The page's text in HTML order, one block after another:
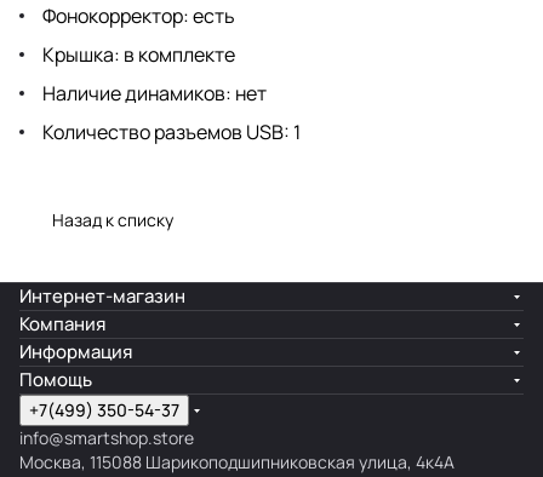
Фонокорректор: есть
Крышка: в комплекте
Наличие динамиков: нет
Количество разъемов USB: 1
Назад к списку
Интернет-магазин
Компания
Информация
Помощь
+7(499) 350-54-37
info@smartshop.store
Москва, 115088 Шарикоподшипниковская улица, 4к4А